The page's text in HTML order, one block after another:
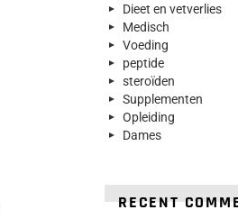
Dieet en vetverlies
Medisch
Voeding
peptide
steroïden
Supplementen
Opleiding
Dames
RECENT